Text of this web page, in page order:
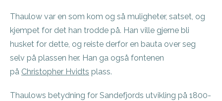
Thaulow var en som kom og så muligheter, satset, og
kjempet for det han trodde på. Han ville gjerne bli
husket for dette, og reiste derfor en bauta over seg
selv på plassen her. Han ga også fontenen
på Christopher Hvidts plass.
Thaulows betydning for Sandefjords utvikling på 1800-